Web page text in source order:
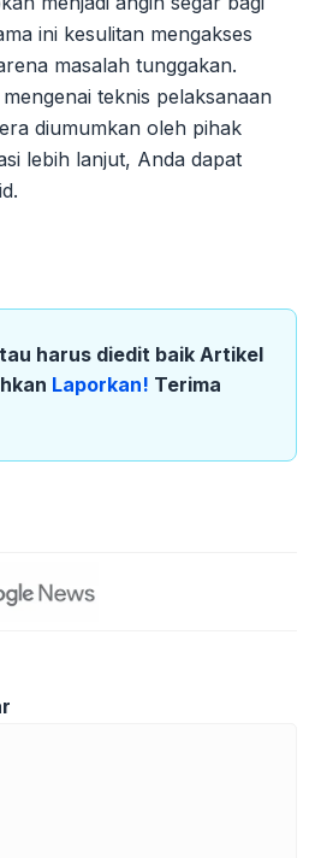
ini kesulitan mengakses
masalah tunggakan.
teknis pelaksanaan
diumumkan oleh pihak
lebih lanjut, Anda dapat
harus diedit baik Artikel
Laporkan! Terima